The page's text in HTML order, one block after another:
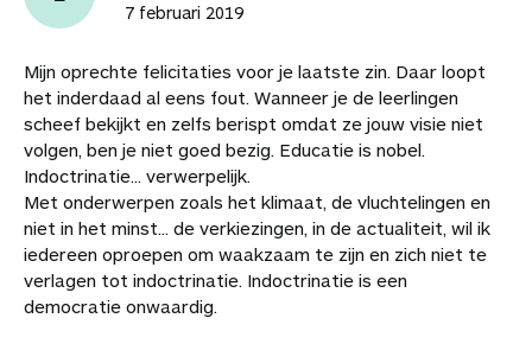
e
w
a
a
r
d
e
a
r
t
k
l
o
p
F
a
c
e
b
o
o
k
l
o
p
P
i
n
t
e
r
e
k
l
o
p
L
i
n
k
e
d
I
l
v
i
a
W
h
a
t
s
l
v
i
a
-
m
a
i
e
l
n
a
a
r
i
t
a
7 februari 2019
Mijn oprechte felicitaties voor je laatste zin. Daar loopt
het inderdaad al eens fout. Wanneer je de leerlingen
scheef bekijkt en zelfs berispt omdat ze jouw visie niet
volgen, ben je niet goed bezig. Educatie is nobel.
Indoctrinatie... verwerpelijk.
Met onderwerpen zoals het klimaat, de vluchtelingen en
niet in het minst... de verkiezingen, in de actualiteit, wil ik
iedereen oproepen om waakzaam te zijn en zich niet te
verlagen tot indoctrinatie. Indoctrinatie is een
democratie onwaardig.